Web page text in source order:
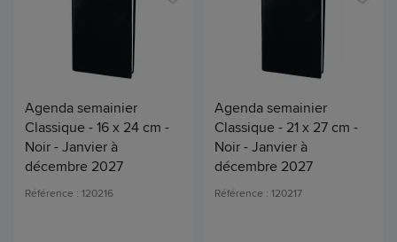
Agenda semainier
Classique - 16 x 24 cm -
Noir - Janvier à
décembre 2027
Référence : 120216
Agenda semainier
Classique - 21 x 27 cm -
Noir - Janvier à
décembre 2027
Référence : 120217